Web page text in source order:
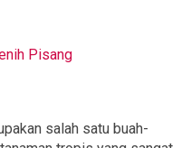
Pisang
salah satu buah-